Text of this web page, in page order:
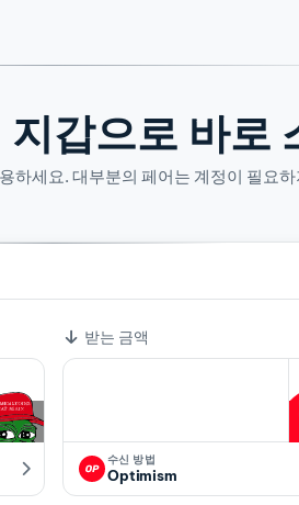
갑으로 바로
하세요. 대부분의 페어는 계정이 필요
받는 금액
수신 방법
Optimism